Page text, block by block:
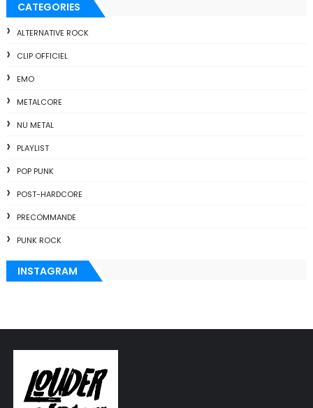
CATEGORIES
ALTERNATIVE ROCK
CLIP OFFICIEL
EMO
METALCORE
NU METAL
PLAYLIST
POP PUNK
POST-HARDCORE
PRECOMMANDE
PUNK ROCK
INSTAGRAM